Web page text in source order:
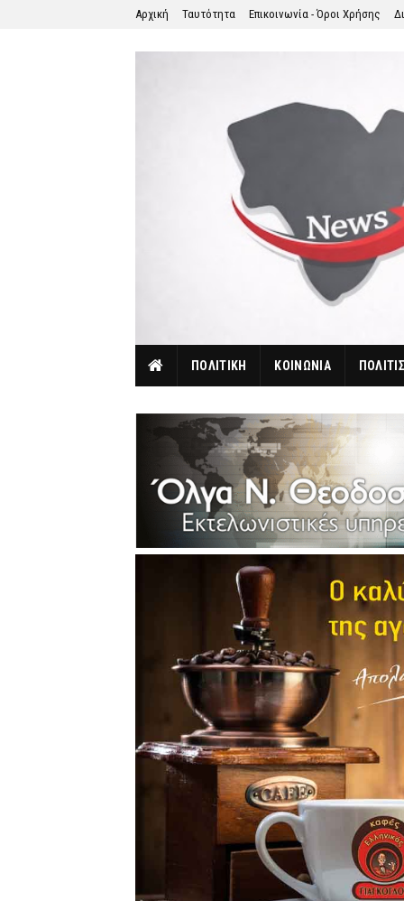
Αρχική Ταυτότητα Επικοινωνία - Όροι Χρήσης
ΠΟΛΙΤΙΚΗ ΚΟΙΝΩΝΙΑ